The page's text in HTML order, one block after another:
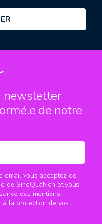
newsletter
de notre
email vous acceptez de
de SineQuaNon et vous
des mentions
la protection de vos